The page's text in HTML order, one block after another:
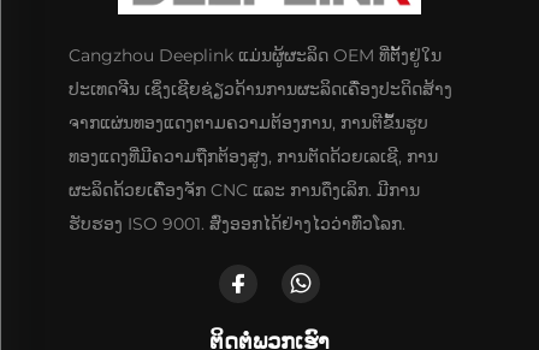
Cangzhou Deeplink ແມ່ນຜູ້ຜະລິດ OEM ທີ່ຕັ້ງຢູ່ໃນ
ປະເທດຈີນ ເຊິ່ງເຊີຍຊ່ຽວດ້ານການຜະລິດເຄື່ອງປະດິດສ້າງ
ຈາກແຜ່ນທອງແດງຕາມຄວາມຕ້ອງການ, ການຕີຂຶ້ນຮູບ
ທອງແດງທີ່ມີຄວາມຖືກຕ້ອງສູງ, ການຕັດດ້ວຍເລເຊີ, ການ
ຜະລິດດ້ວຍເຄື່ອງຈັກ CNC ແລະ ການດຶງເລິກ. ມີການ
ຮັບຮອງ ISO 9001. ສົ່ງອອກໄດ້ຢ່າງໄວວ່າທົ່ວໂລກ.
ຕິດຕໍ່ພວກເຮົາ